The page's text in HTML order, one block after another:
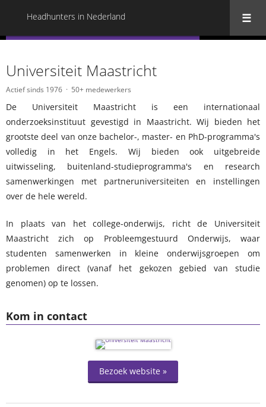
Headhunters in Nederland
Kom in contact
Bezoek website »
Universiteit Maastricht
Actief sinds 1976 50+ medewerkers
De Universiteit Maastricht is een internationaal
onderzoeksinstituut gevestigd in Maastricht. Wij bieden het
grootste deel van onze bachelor-, master- en PhD-programma's
volledig in het Engels. Wij bieden ook uitgebreide
uitwisseling, buitenland-studieprogramma's en research
samenwerkingen met partneruniversiteiten en instellingen
over de hele wereld.
In plaats van het college-onderwijs, richt de Universiteit
Maastricht zich op Probleemgestuurd Onderwijs, waar
studenten samenwerken in kleine onderwijsgroepen om
problemen direct (vanaf het gekozen gebied van studie
genomen) op te lossen.